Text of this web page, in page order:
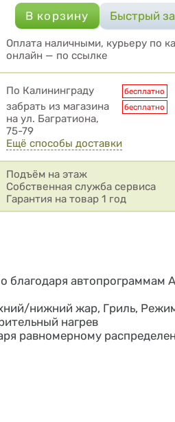
Оплата наличными, курьеру по
онлайн — по ссылке
Условия доставки
По Калининграду бесплатно
забрать из магазина
на ул. Багратиона,
75-79
бесплатно
Ещё способы доставки
Подъём на этаж
Собственная служба сервиса
Гарантия на товар 1 год
благодаря автопрограммам
нижний жар, Гриль,
нагрев
равномерному